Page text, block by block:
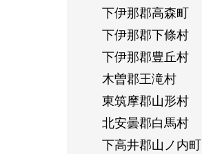
下伊那郡高森町
下伊那郡下條村
下伊那郡豊丘村
木曽郡王滝村
東筑摩郡山形村
北安曇郡白馬村
下高井郡山ノ内町